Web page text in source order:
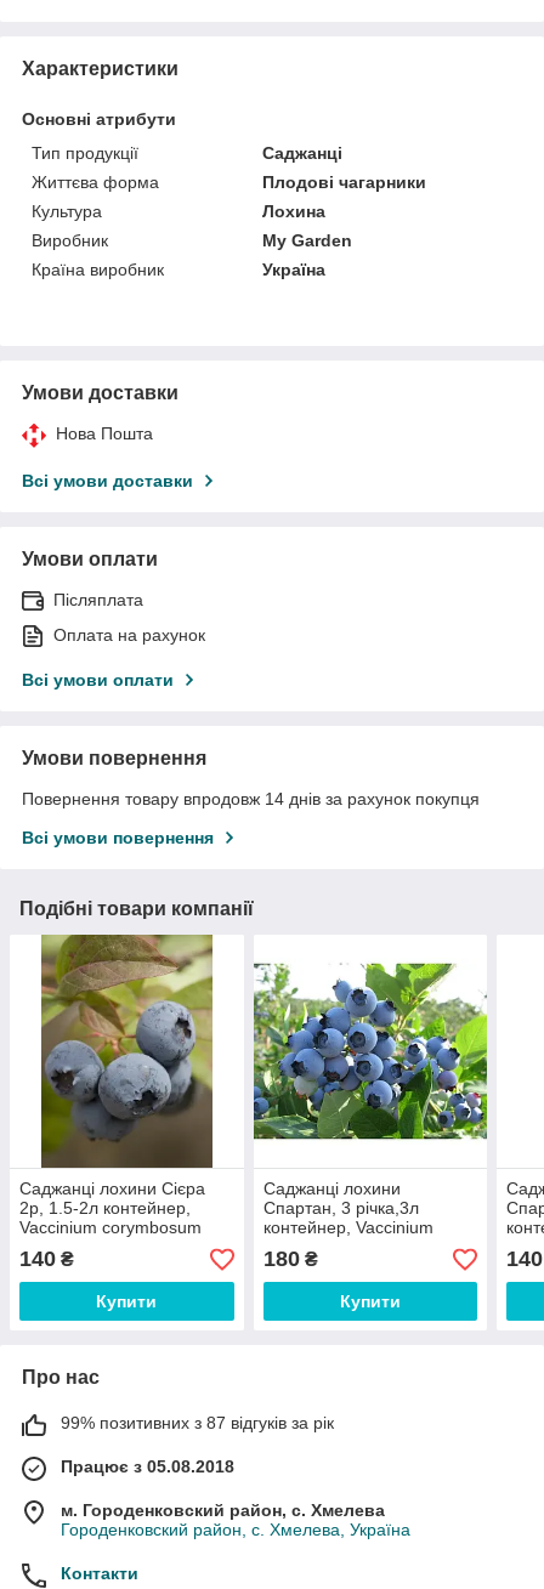
Характеристики
Основні атрибути
Тип продукції
Саджанці
Життєва форма
Плодові чагарники
Культура
Лохина
Виробник
My Garden
Країна виробник
Україна
Умови доставки
Нова Пошта
Всі умови доставки
Умови оплати
Післяплата
Оплата на рахунок
Всі умови оплати
Умови повернення
Повернення товару впродовж 14 днів за рахунок покупця
Всі умови повернення
Подібні товари компанії
Саджанці лохини Сієра
2р, 1.5-2л контейнер,
Vaccinium corymbosum
Sierra​
140 ₴
Купити
Саджанці лохини
Спартан, 3 річка,3л
контейнер, Vaccinium
corymbosum Spartan​
180₴
Купити
140
Про нас
99% позитивних з 87 відгуків за рік
Працює з 05.08.2018
м. Городенковский район, с. Хмелева
Городенковский район, с. Хмелева, Україна
Контакти